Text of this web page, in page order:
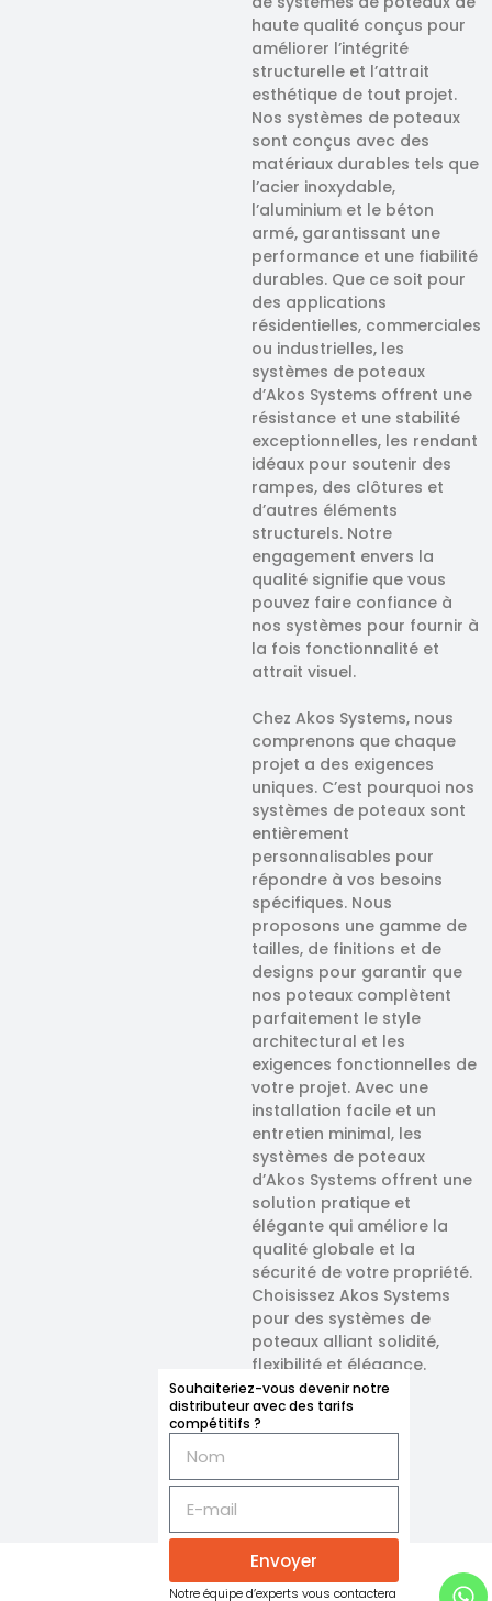
haute qualité conçus pour
améliorer l’intégrité
structurelle et l’attrait
esthétique de tout projet.
Nos systèmes de poteaux
sont conçus avec des
matériaux durables tels que
l’acier inoxydable,
l’aluminium et le béton
armé, garantissant une
performance et une fiabilité
durables. Que ce soit pour
des applications
résidentielles, commerciales
ou industrielles, les
systèmes de poteaux
d’Akos Systems offrent une
résistance et une stabilité
exceptionnelles, les rendant
idéaux pour soutenir des
rampes, des clôtures et
d’autres éléments
structurels. Notre
engagement envers la
qualité signifie que vous
pouvez faire confiance à
nos systèmes pour fournir à
la fois fonctionnalité et
attrait visuel.
Chez Akos Systems, nous
comprenons que chaque
projet a des exigences
uniques. C’est pourquoi nos
systèmes de poteaux sont
entièrement
personnalisables pour
répondre à vos besoins
spécifiques. Nous
proposons une gamme de
tailles, de finitions et de
designs pour garantir que
nos poteaux complètent
parfaitement le style
architectural et les
exigences fonctionnelles de
votre projet. Avec une
installation facile et un
entretien minimal, les
systèmes de poteaux
d’Akos Systems offrent une
solution pratique et
élégante qui améliore la
qualité globale et la
sécurité de votre propriété.
Choisissez Akos Systems
pour des systèmes de
poteaux alliant solidité,
flexibilité et élégance.
Souhaiteriez-vous devenir notre
distributeur avec des tarifs
compétitifs ?
Envoyer
Notre équipe d’experts vous contactera